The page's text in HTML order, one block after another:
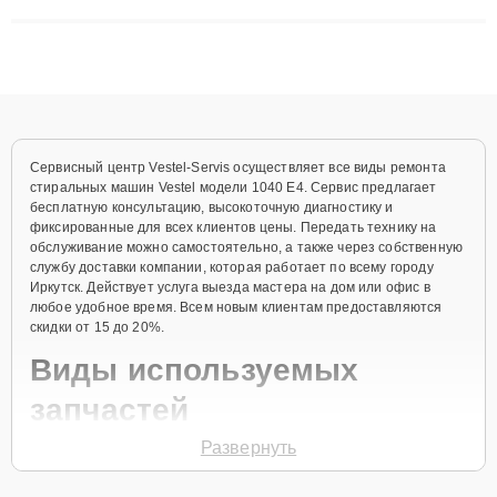
Сервисный центр Vestel-Servis осуществляет все виды ремонта
стиральных машин Vestel модели 1040 E4. Сервис предлагает
бесплатную консультацию, высокоточную диагностику и
фиксированные для всех клиентов цены. Передать технику на
обслуживание можно самостоятельно, а также через собственную
службу доставки компании, которая работает по всему городу
Иркутск. Действует услуга выезда мастера на дом или офис в
любое удобное время. Всем новым клиентам предоставляются
скидки от 15 до 20%.
Виды используемых
запчастей
Для ремонта стиральной машины модели 1040 E4 предлагаются
Развернуть